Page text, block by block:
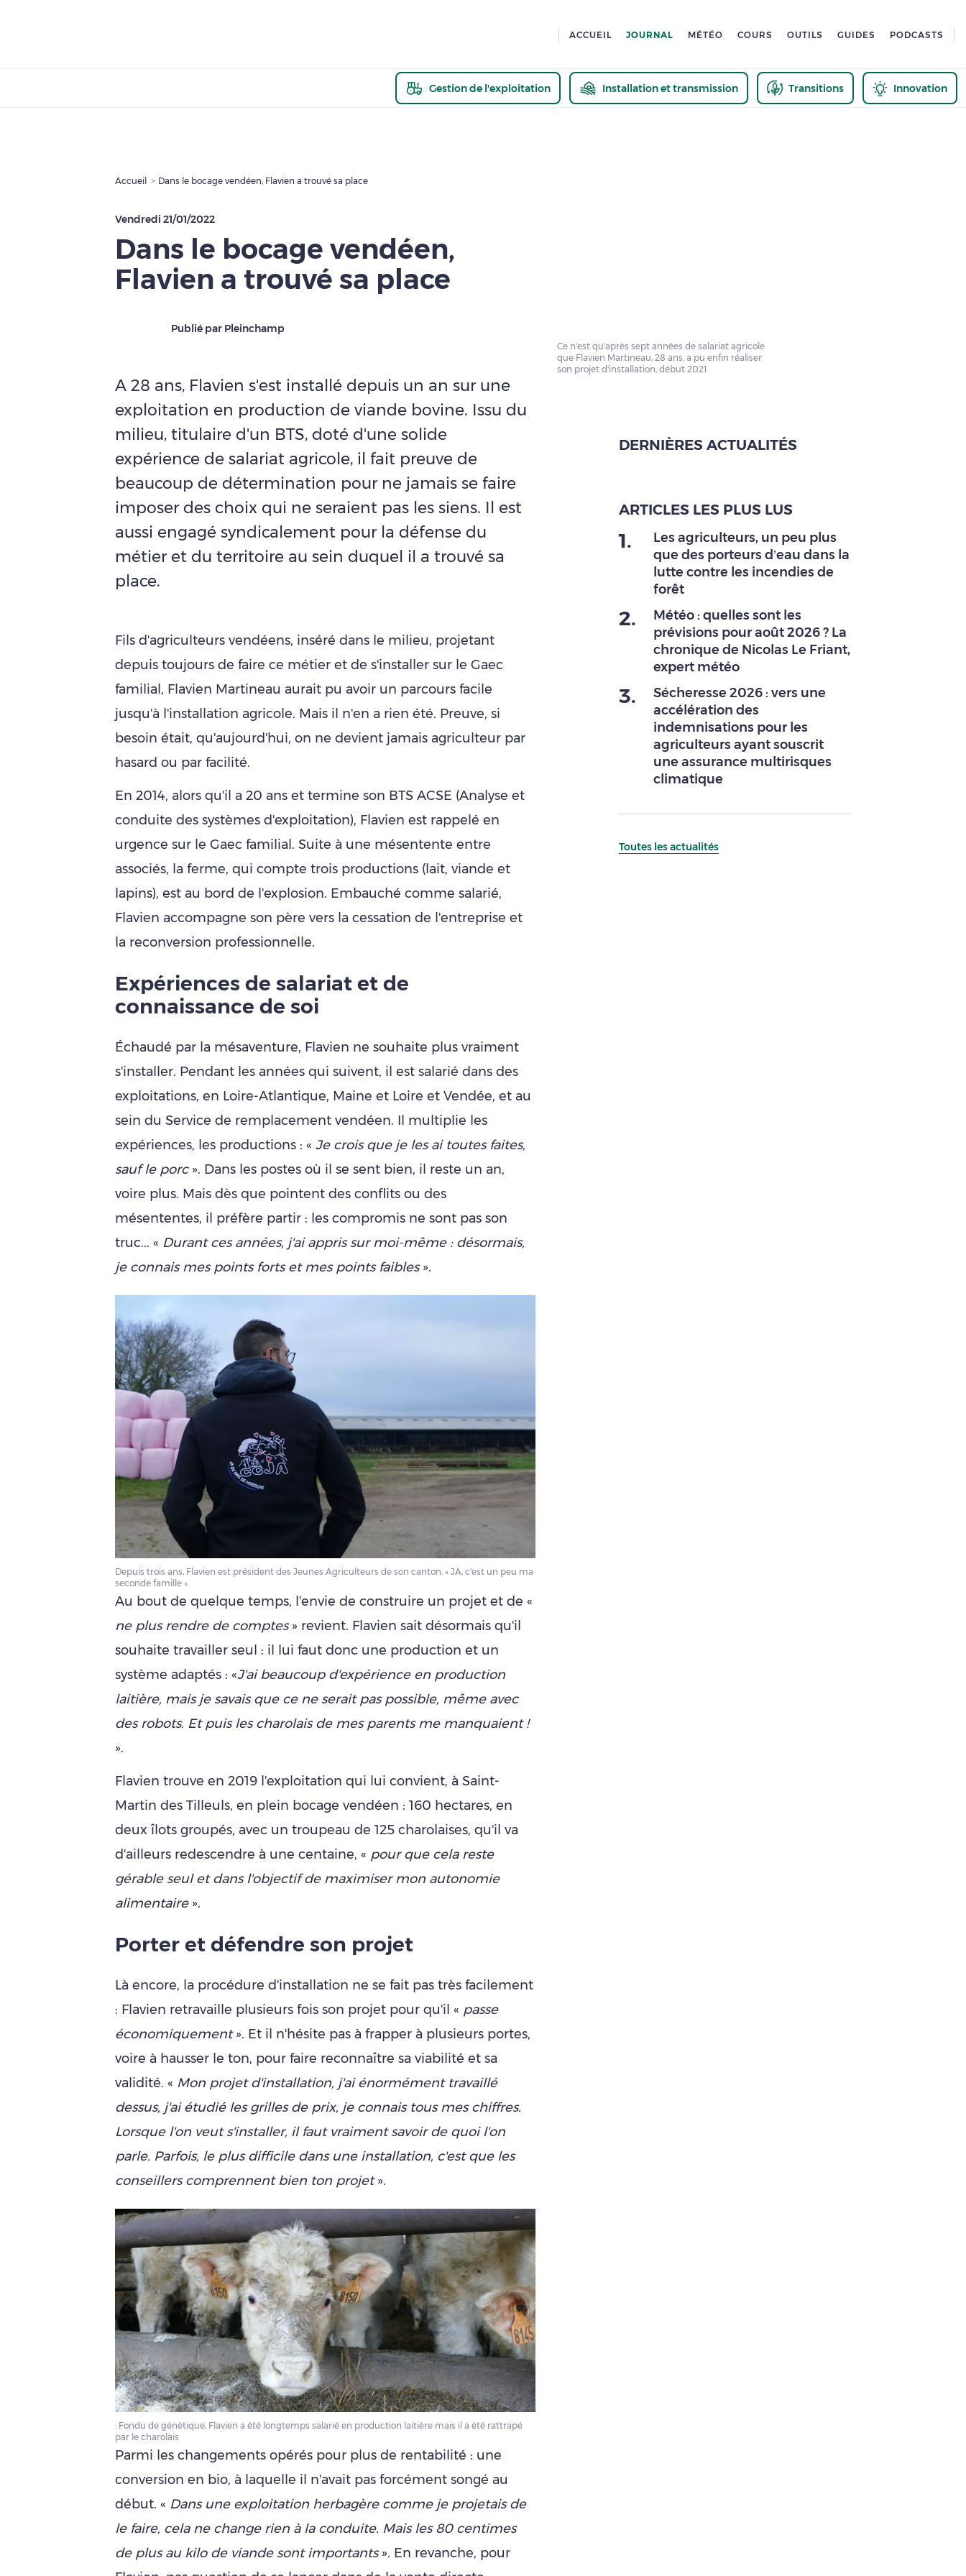
ACCUEIL JOURNAL MÉTÉO COURS OUTILS GUIDES PODCASTS
Gestion de l'exploitation Installation et transmission Transitions Innovation
Accueil Dans le bocage vendéen, Flavien a trouvé sa place
Vendredi 21/01/2022
Dans le bocage vendéen,
Flavien a trouvé sa place
Publié par Pleinchamp
A 28 ans, Flavien s'est installé depuis un an sur une
exploitation en production de viande bovine. Issu du
milieu, titulaire d'un BTS, doté d'une solide
expérience de salariat agricole, il fait preuve de
beaucoup de détermination pour ne jamais se faire
imposer des choix qui ne seraient pas les siens. Il est
aussi engagé syndicalement pour la défense du
métier et du territoire au sein duquel il a trouvé sa
place.
Fils d'agriculteurs vendéens, inséré dans le milieu, projetant
depuis toujours de faire ce métier et de s'installer sur le Gaec
familial, Flavien Martineau aurait pu avoir un parcours facile
jusqu'à l'installation agricole. Mais il n'en a rien été. Preuve, si
besoin était, qu'aujourd'hui, on ne devient jamais agriculteur par
hasard ou par facilité.
En 2014, alors qu'il a 20 ans et termine son BTS ACSE (Analyse et
conduite des systèmes d'exploitation), Flavien est rappelé en
urgence sur le Gaec familial. Suite à une mésentente entre
associés, la ferme, qui compte trois productions (lait, viande et
lapins), est au bord de l'explosion. Embauché comme salarié,
Flavien accompagne son père vers la cessation de l'entreprise et
la reconversion professionnelle.
Expériences de salariat et de
connaissance de soi
Échaudé par la mésaventure, Flavien ne souhaite plus vraiment
s'installer. Pendant les années qui suivent, il est salarié dans des
exploitations, en Loire-Atlantique, Maine et Loire et Vendée, et au
sein du Service de remplacement vendéen. Il multiplie les
expériences, les productions : « Je crois que je les ai toutes faites,
sauf le porc». Dans les postes où il se sent bien, il reste un an,
voire plus. Mais dès que pointent des conflits ou des
mésententes, il préfère partir : les compromis ne sont pas son
truc... « Durant ces années, j'ai appris sur moi-même : désormais,
je connais mes points forts et mes points faibles».
Depuis trois ans, Flavien est président des Jeunes Agriculteurs de son canton. « JA, c'est un peu ma
seconde famille »
Au bout de quelque temps, l'envie de construire un projet et de «
ne plus rendre de comptes» revient. Flavien sait désormais qu'il
souhaite travailler seul : il lui faut donc une production et un
système adaptés : «J'ai beaucoup d'expérience en production
laitière, mais je savais que ce ne serait pas possible, même avec
des robots. Et puis les charolais de mes parents me manquaient !
».
Flavien trouve en 2019 l'exploitation qui lui convient, à Saint-
Martin des Tilleuls, en plein bocage vendéen : 160 hectares, en
deux îlots groupés, avec un troupeau de 125 charolaises, qu'il va
d'ailleurs redescendre à une centaine, « pour que cela reste
gérable seul et dans l'objectif de maximiser mon autonomie
alimentaire».
Porter et défendre son projet
Là encore, la procédure d'installation ne se fait pas très facilement
: Flavien retravaille plusieurs fois son projet pour qu'il « passe
économiquement». Et il n'hésite pas à frapper à plusieurs portes,
voire à hausser le ton, pour faire reconnaître sa viabilité et sa
validité. « Mon projet d'installation, j'ai énormément travaillé
dessus, j'ai étudié les grilles de prix, je connais tous mes chiffres.
Lorsque l'on veut s'installer, il faut vraiment savoir de quoi l'on
parle. Parfois, le plus difficile dans une installation, c'est que les
conseillers comprennent bien ton projet».
: Fondu de génétique, Flavien a été longtemps salarié en production laitière mais il a été rattrapé
par le charolais
Parmi les changements opérés pour plus de rentabilité : une
conversion en bio, à laquelle il n'avait pas forcément songé au
début. « Dans une exploitation herbagère comme je projetais de
le faire, cela ne change rien à la conduite. Mais les 80 centimes
de plus au kilo de viande sont importants». En revanche, pour
Ce n'est qu'après sept années de salariat agricole
que Flavien Martineau, 28 ans, a pu enfin réaliser
son projet d'installation, début 2021
DERNIÈRES ACTUALITÉS
ARTICLES LES PLUS LUS
1.
Les agriculteurs, un peu plus
que des porteurs d’eau dans la
lutte contre les incendies de
forêt
2.
Météo : quelles sont les
prévisions pour août 2026 ? La
chronique de Nicolas Le Friant,
expert météo
3.
Sécheresse 2026 : vers une
accélération des
indemnisations pour les
agriculteurs ayant souscrit
une assurance multirisques
climatique
Toutes les actualités